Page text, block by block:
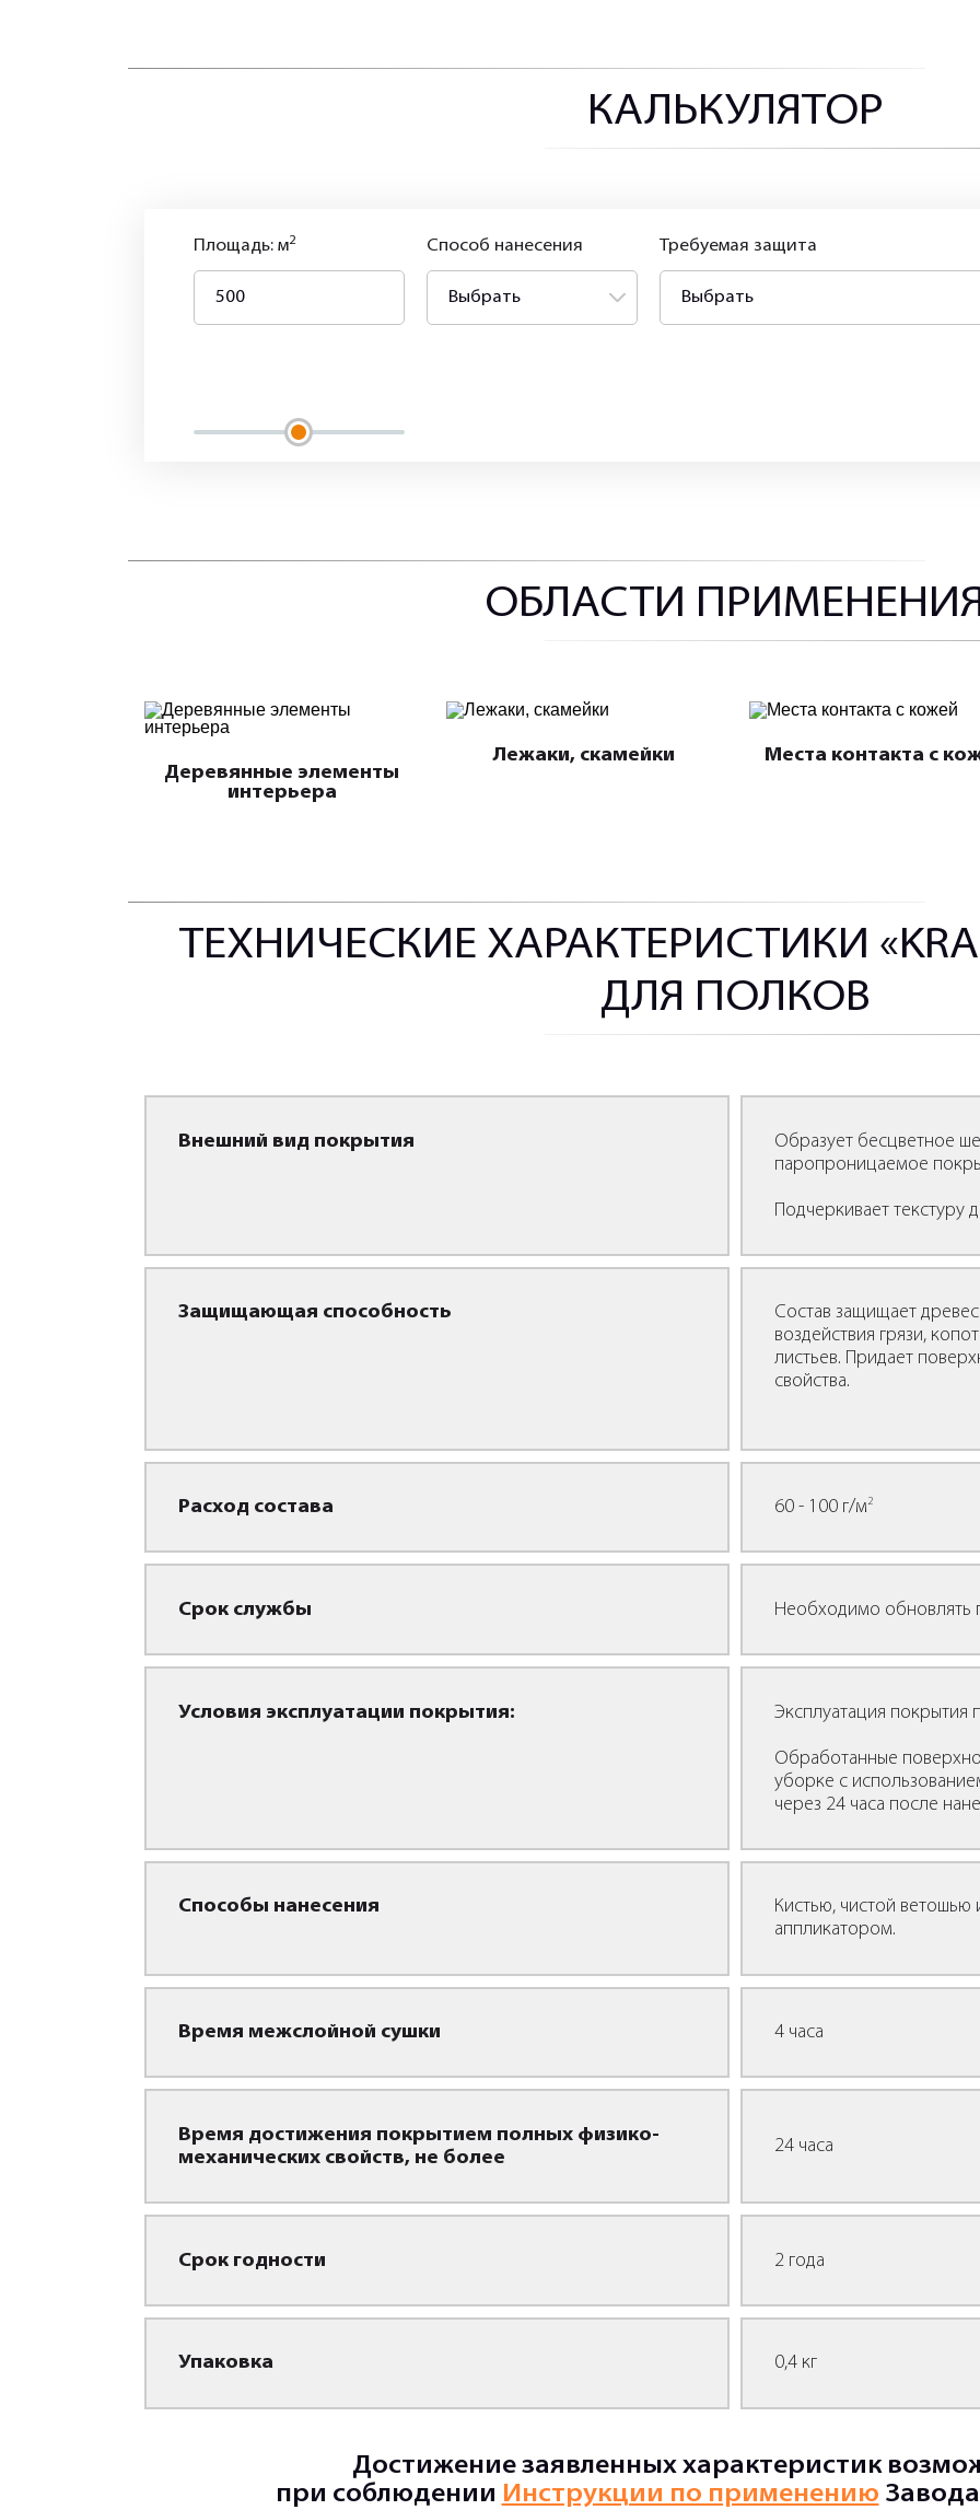
КАЛЬКУЛЯТОР
Площадь: м2 Способ нанесения
Выбрать
Требуемая защита
Выбрать
ОБЛАСТИ
Деревянные элементы
интерьера
Лежаки, скамейки Места контакта с
ТЕХНИЧЕСКИЕ ХАРАКТЕРИСТИКИ
ДЛЯ ПОЛКОВ
Внешний вид покрытия
Образует бесцветное
паропроницаемое
Подчеркивает текстуру
Защищающая способность
Состав защищает
воздействия грязи,
листьев. Придает
свойства.
Расход состава 60 - 100 г/м2
Срок службы Необходимо обновлять
Условия эксплуатации покрытия: Эксплуатация
Обработанные
уборке с
через 24 часа после
Способы нанесения
Кистью, чистой
аппликатором.
Время межслойной сушки 4 часа
Время достижения покрытием полных физико-
механических свойств, не более
24 часа
Срок годности 2 года
Упаковка 0,4 кг
Достижение заявленных характеристик
при соблюдении Инструкции по применению